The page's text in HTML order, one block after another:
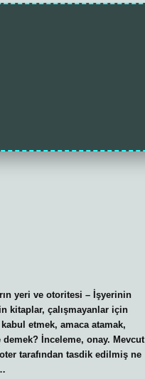
yeri ve otoritesi – İşyerinin
kitaplar, çalışmayanlar için
etmek, amaca atamak,
İnceleme, onay. Mevcut
tarafından tasdik edilmiş ne